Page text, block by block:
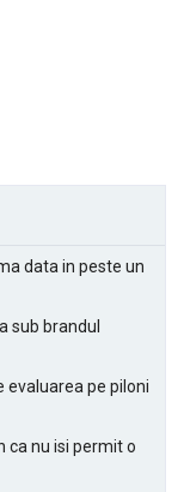
data in peste un
sub brandul
evaluarea pe piloni
ca nu isi permit o